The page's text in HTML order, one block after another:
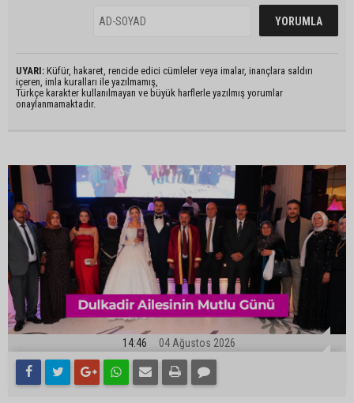
UYARI: Küfür, hakaret, rencide edici cümleler veya imalar, inançlara saldırı
içeren, imla kuralları ile yazılmamış,
Türkçe karakter kullanılmayan ve büyük harflerle yazılmış yorumlar
onaylanmamaktadır.
14:46 04 Ağustos 2026